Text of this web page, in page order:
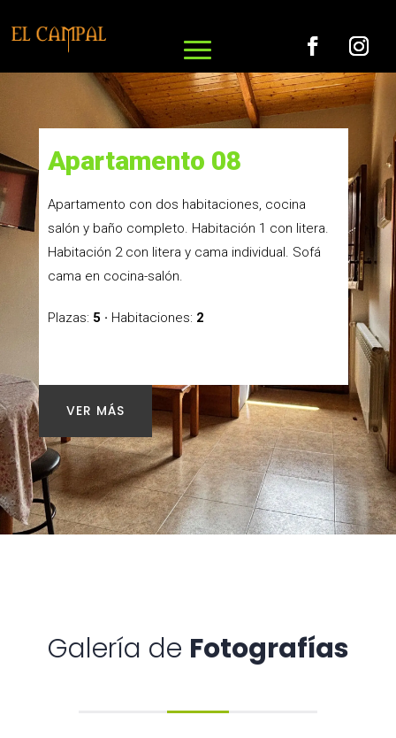
Apartamento 08
Apartamento con dos habitaciones, cocina
salón y baño completo. Habitación 1 con litera.
Habitación 2 con litera y cama individual. Sofá
cama en cocina-salón.
Plazas: 5 · Habitaciones: 2
VER MÁS
Galería de Fotografías